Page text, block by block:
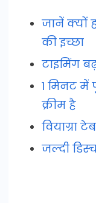
जानें क्यों
की इच्छा
टाइमिंग
1 मिनट में
क्रीम है
जल्दी